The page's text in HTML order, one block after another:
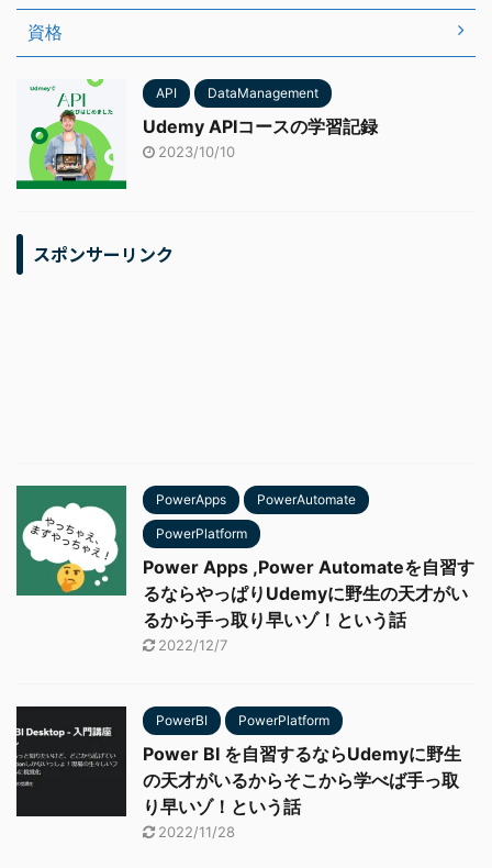
資格
API DataManagement
Udemy APIコースの学習記録
2023/10/10
スポンサーリンク
PowerApps PowerAutomate
PowerPlatform
Power Apps ,Power Automateを自習す
るならやっぱりUdemyに野生の天才がい
るから手っ取り早いゾ！という話
2022/12/7
PowerBI PowerPlatform
Power BI を自習するならUdemyに野生
の天才がいるからそこから学べば手っ取
り早いゾ！という話
2022/11/28